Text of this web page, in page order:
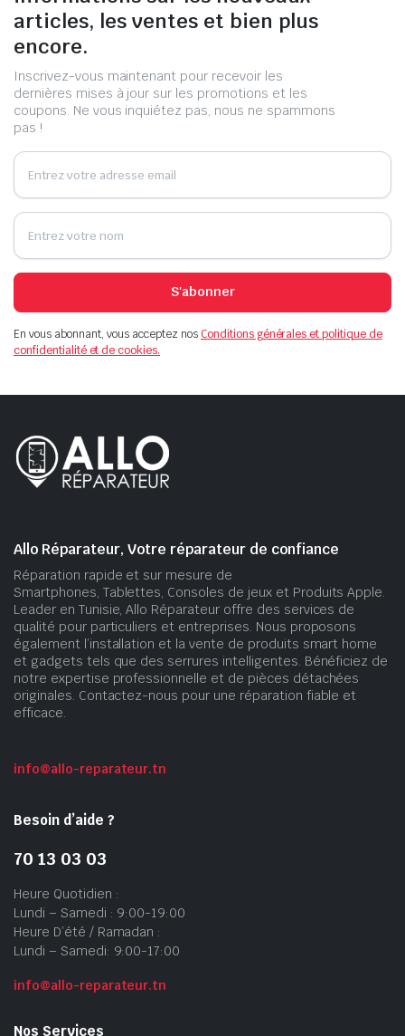
articles, les ventes et bien plus
encore.
Inscrivez-vous maintenant pour recevoir les
dernières mises à jour sur les promotions et les
coupons. Ne vous inquiétez pas, nous ne spammons
pas !
S'abonner
En vous abonnant, vous acceptez nosConditions générales et politique de
confidentialité et de cookies.
Allo Réparateur, Votre réparateur de confiance
Réparation rapide et sur mesure de
Smartphones, Tablettes, Consoles de jeux et Produits Apple.
Leader en Tunisie, Allo Réparateur offre des services de
qualité pour particuliers et entreprises. Nous proposons
également l’installation et la vente de produits smart home
et gadgets tels que des serrures intelligentes. Bénéficiez de
notre expertise professionnelle et de pièces détachées
originales. Contactez-nous pour une réparation fiable et
efficace.
info@allo-reparateur.tn
Besoin d’aide ?
70 13 03 03
Heure Quotidien :
Lundi – Samedi : 9:00-19:00
Heure D’été / Ramadan :
Lundi – Samedi: 9:00-17:00
info@allo-reparateur.tn
Nos Services